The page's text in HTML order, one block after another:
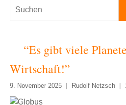
Suchen
“Es gibt viele
Wirtschaft!”
9. November 2025 Rudolf Netzsch